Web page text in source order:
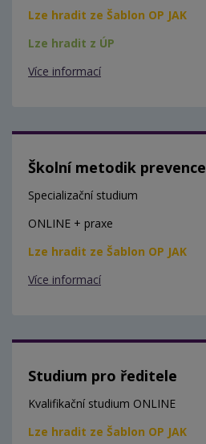
Lze hradit ze Šablon OP JAK
Lze hradit z ÚP
Více informací
Školní metodik prevence
Specializační studium
ONLINE + praxe
Lze hradit ze Šablon OP JAK
Více informací
Studium pro ředitele
Kvalifikační studium ONLINE
Lze hradit ze Šablon OP JAK